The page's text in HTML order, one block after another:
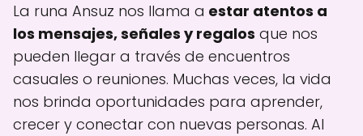
La runa Ansuz nos llama a estar atentos a
los mensajes, señales y regalos que nos
pueden llegar a través de encuentros
casuales o reuniones. Muchas veces, la vida
nos brinda oportunidades para aprender,
crecer y conectar con nuevas personas. Al